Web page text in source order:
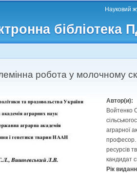
бібліотека
Науковий
робота у молочному
Автор(и):
Войтенко
аграрної
професор.
ресурсів
кандидат
Рік